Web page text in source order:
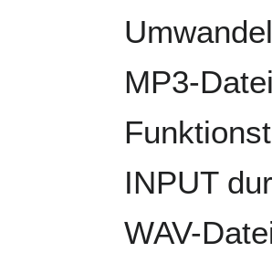
MP3-
INPUT
WAV-